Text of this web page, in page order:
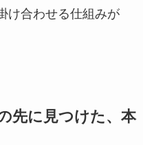
け合わせる仕組みが
先に見つけた、本